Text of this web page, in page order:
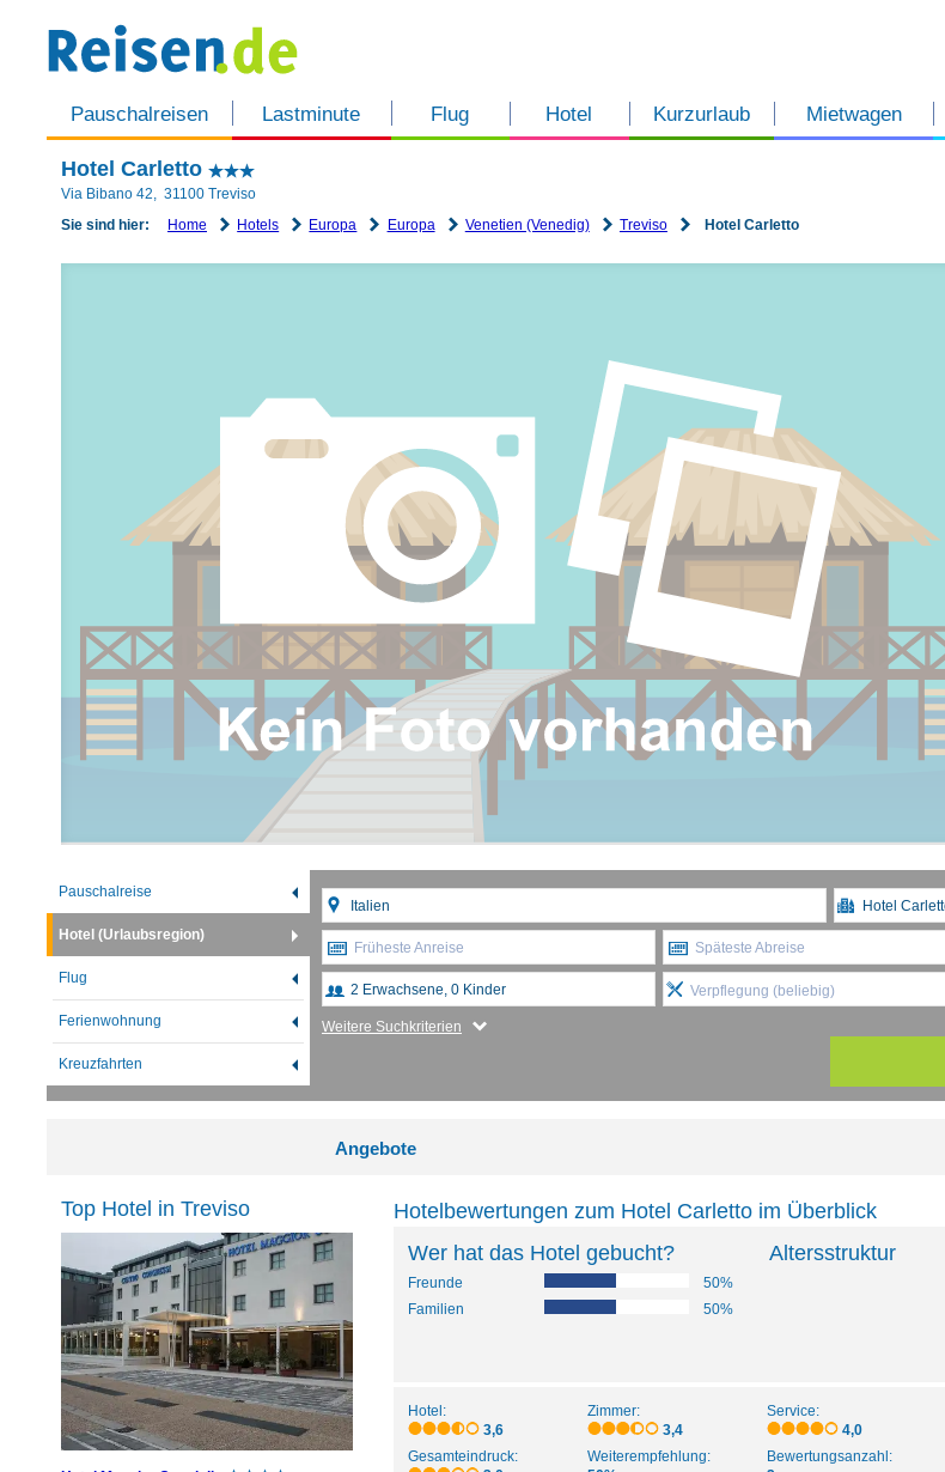
Pauschalreisen Lastminute Flug Hotel Kurzurlaub Mietwagen
Hotel Carletto
Via Bibano 42, 31100 Treviso
Sie sind hier:
Home Hotels Europa Europa Venetien (Venedig) Treviso Hotel Carletto
Pauschalreise
Hotel (Urlaubsregion)
Flug
Ferienwohnung
Kreuzfahrten
Früheste Anreise Späteste Abreise
Verpflegung (beliebig)
Weitere Suchkriterien
Angebote
Hotelbewertungen zum Hotel Carletto im Überblick
Wer hat das Hotel gebucht?
Freunde
50%
Familien
50%
Altersstruktur
Hotel:
3,6
Zimmer:
3,4
Service:
4,0
Gesamteindruck:
Weiterempfehlung:
Bewertungsanzahl:
Top Hotel in Treviso